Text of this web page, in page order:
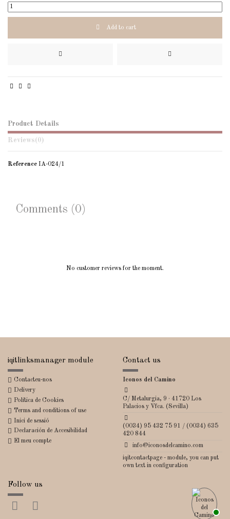
Add to cart
Product Details
Reviews(0)
Reference IA-024/1
Comments (0)
No customer reviews for the moment.
iqitlinksmanager module
Contacteu-nos
Delivery
Política de Cookies
Terms and conditions of use
Inici de sessió
Declaración de Accesibilidad
El meu compte
Contact us
Iconos del Camino
C/ Metalurgia, 9 · 41720 Los
Palacios y Vfca. (Sevilla)
(0034) 95 432 75 91 / (0034) 635
420 844
info@iconosdelcamino.com
iqitcontactpage - module, you can put
own text in configuration
Follow us